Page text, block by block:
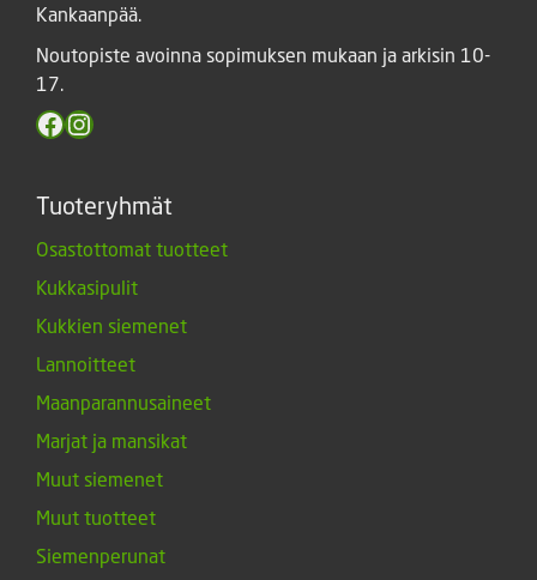
Kankaanpää.
Noutopiste avoinna sopimuksen mukaan ja arkisin 10-
17.
Facebook
Instagram
Tuoteryhmät
Osastottomat tuotteet
Kukkasipulit
Kukkien siemenet
Lannoitteet
Maanparannusaineet
Marjat ja mansikat
Muut siemenet
Muut tuotteet
Siemenperunat